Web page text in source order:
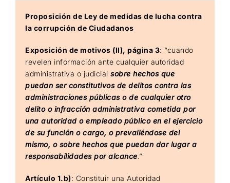
Proposición de Ley de medidas de lucha contra
la corrupción de Ciudadanos
Exposición de motivos (II), página 3: “cuando
revelen información ante cualquier autoridad
administrativa o judicialsobre hechos que
puedan ser constitutivos de delitos contra las
administraciones públicas o de cualquier otro
delito o infracción administrativa cometida por
una autoridad o empleado público en el ejercicio
de su función o cargo, o prevaliéndose del
mismo, o sobre hechos que puedan dar lugar a
responsabilidades por alcance.”
Artículo 1.b): Constituir una Autoridad